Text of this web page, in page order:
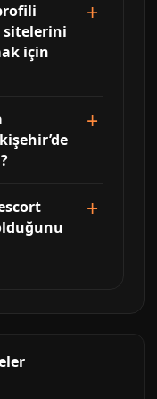
sitelerini
için